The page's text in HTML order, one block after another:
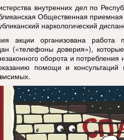
внутренних дел по
Общественная
наркологический
акции организована работа
(«телефоны доверия»),
оборота и потребления
помощи и